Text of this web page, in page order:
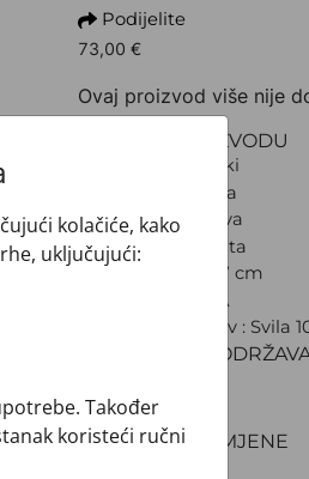
Podijelite
73,00 €
Ovaj proizvod više nije
+ INFO O PROIZVODU
Dezen: Tematski
Motiv: Glagoljica
Boja: Svijetlo siva
Proizvod: Kravata
Veličina: Uska 7 cm
Brand: CROATA
Sirovinski sastav : Svila
+ MATERIJAL I
+ PLAĆANJE
+ POVRATI I ZAMJENE
kolačiće, kako
uključujući:
Također
koristeći ručni